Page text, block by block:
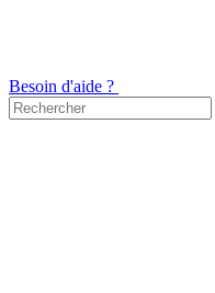
Besoin d'aide ?